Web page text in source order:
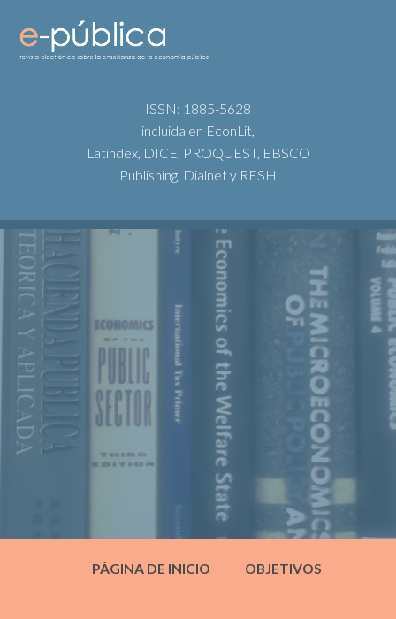
ISSN: 1885-5628
incluida en EconLit,
Latindex, DICE, PROQUEST, EBSCO
Publishing, Dialnet y RESH
PÁGINA DE INICIO OBJETIVOS